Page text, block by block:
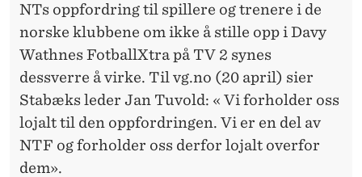
NTs oppfordring til spillere og trenere i de
norske klubbene om ikke å stille opp i Davy
Wathnes FotballXtra på TV 2 synes
dessverre å virke. Til vg.no (20 april) sier
Stabæks leder Jan Tuvold: « Vi forholder oss
lojalt til den oppfordringen. Vi er en del av
NTF og forholder oss derfor lojalt overfor
dem».